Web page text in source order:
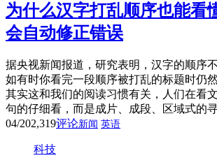
为什么汉字打乱顺序也能看
会自动修正错误
据央视新闻报道，研究表明，汉字的顺序
如有时你看完一段顺序被打乱的标题时仍
其实这和我们的阅读习惯有关，人们在看
句的仔细看，而是成片、成段、区域式的
04/202,319评论新闻 英语
科技